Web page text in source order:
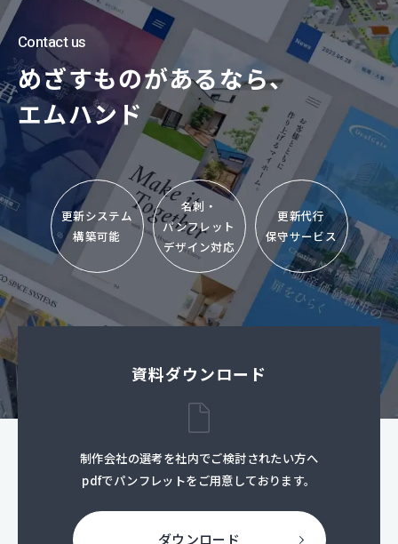
Contact us
めざすものがあるなら、
エムハンド
更新システム
構築可能
名刺・
パンフレット
デザイン対応
更新代行
保守サービス
資料ダウンロード
制作会社の選考を社内でご検討されたい方へ
pdfでパンフレットをご用意しております。
ダウンロード